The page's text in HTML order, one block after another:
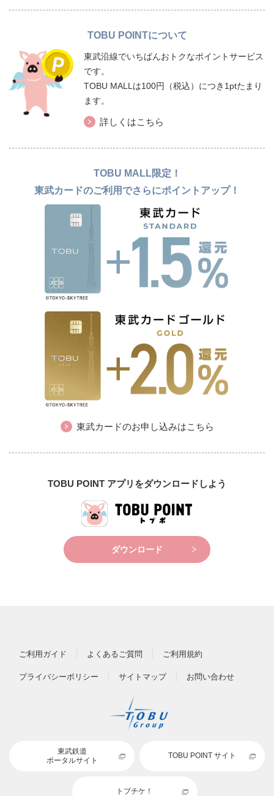
TOBU POINTについて
東武沿線でいちばんおトクなポイントサービス
です。
TOBU MALLは100円（税込）につき1ptたまり
ます。
詳しくはこちら
TOBU MALL限定！
東武カードのご利用でさらにポイントアップ！
東武カードのお申し込みはこちら
TOBU POINT アプリをダウンロードしよう
ダウンロード
ご利用ガイド よくあるご質問 ご利用規約
プライバシーポリシー サイトマップ お問い合わせ
東武鉄道
ポータルサイト
TOBU POINT サイト
トブチケ！